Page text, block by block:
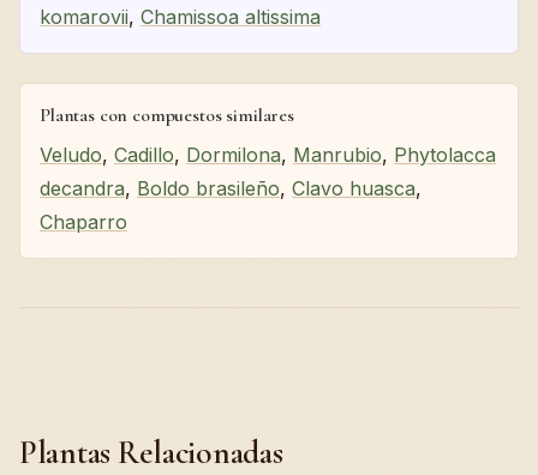
komarovii, Chamissoa altissima
Plantas con compuestos similares
Veludo, Cadillo, Dormilona, Manrubio, Phytolacca
decandra, Boldo brasileño, Clavo huasca,
Chaparro
Plantas Relacionadas